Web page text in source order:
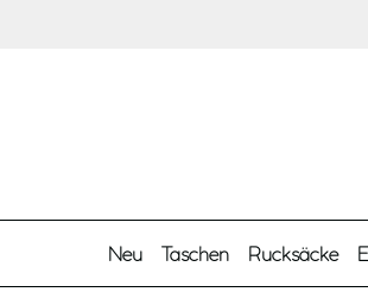
Neu Taschen Rucksäcke